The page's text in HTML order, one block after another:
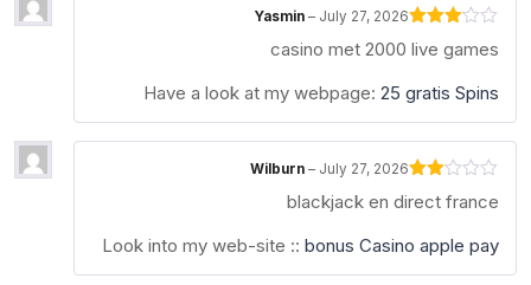
3out
Yasmin– July 27, 2026
casino met 2000 live games
Have a look at my webpage: 25 gratis Spins
2
of 5
Wilburn– July 27, 2026
blackjack en direct france
Look into my web-site :: bonus Casino apple pay